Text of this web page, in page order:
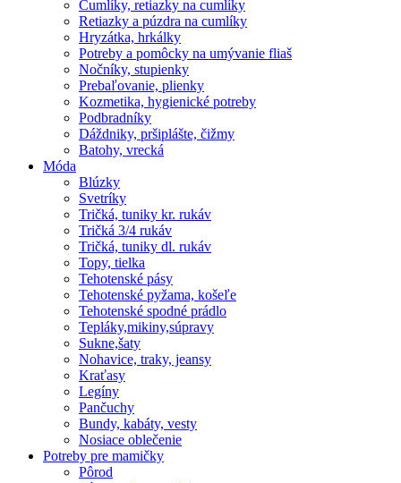
Cumlíky, retiazky na cumlíky
Retiazky a púzdra na cumlíky
Hryzátka, hrkálky
Potreby a pomôcky na umývanie fliaš
Nočníky, stupienky
Prebaľovanie, plienky
Kozmetika, hygienické potreby
Podbradníky
Dáždniky, pršiplášte, čižmy
Batohy, vrecká
Móda
Blúzky
Svetríky
Tričká, tuniky kr. rukáv
Tričká 3/4 rukáv
Tričká, tuniky dl. rukáv
Topy, tielka
Tehotenské pásy
Tehotenské pyžama, košeľe
Tehotenské spodné prádlo
Tepláky,mikiny,súpravy
Sukne,šaty
Nohavice, traky, jeansy
Kraťasy
Legíny
Pančuchy
Bundy, kabáty, vesty
Nosiace oblečenie
Potreby pre mamičky
Pôrod